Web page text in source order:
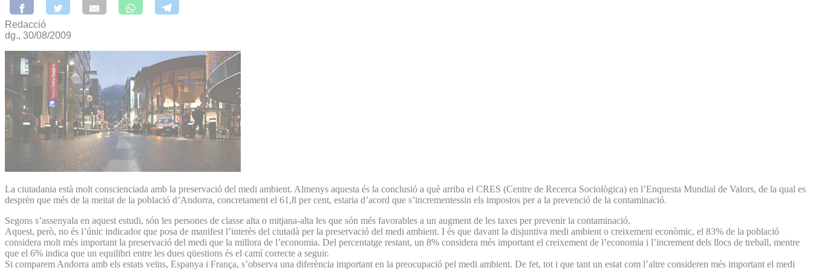
Redacció
dg., 30/08/2009
La ciutadania està molt conscienciada amb la preservació del medi ambient. Almenys aquesta és la conclusió a què arriba el CRES (Centre de Recerca Sociològica) en l’Enquesta Mundial de Valors, de la qual es
desprèn que més de la meitat de la població d’Andorra, concretament el 61,8 per cent, estaria d’acord que s’incrementessin els impostos per a la prevenció de la contaminació.
Segons s’assenyala en aquest estudi, són les persones de classe alta o mitjana-alta les que són més favorables a un augment de les taxes per prevenir la contaminació.
Aquest, però, no és l’únic indicador que posa de manifest l’interès del ciutadà per la preservació del medi ambient. I és que davant la disjuntiva medi ambient o creixement econòmic, el 83% de la població
considera molt més important la preservació del medi que la millora de l’economia. Del percentatge restant, un 8% considera més important el creixement de l’economia i l’increment dels llocs de treball, mentre
que el 6% indica que un equilibri entre les dues qüestions és el camí correcte a seguir.
Si comparem Andorra amb els estats veïns, Espanya i França, s’observa una diferència important en la preocupació pel medi ambient. De fet, tot i que tant un estat com l’altre consideren més important el medi